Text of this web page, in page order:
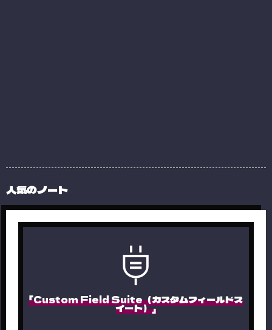
人気のノート
「Custom Field Suite（カスタムフィールドス
イート）」